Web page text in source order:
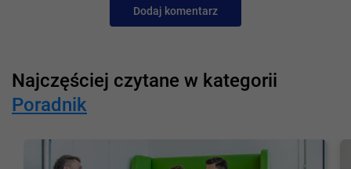
Dodaj komentarz
Najczęściej czytane w kategorii
Poradnik